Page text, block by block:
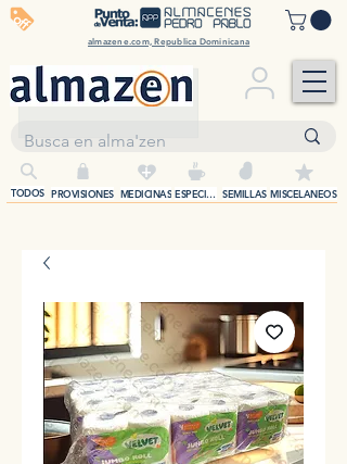
almazene.com, Republica Dominicana
off
+
PROVISIONES MEDICINAS SEMILLAS
ESPECIAS MISCELANEOS
TODOS